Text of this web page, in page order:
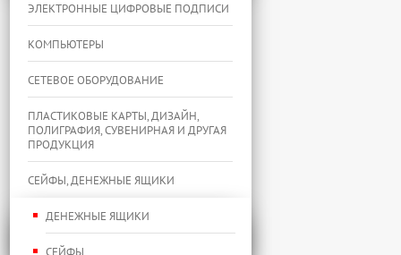
ЭЛЕКТРОННЫЕ ЦИФРОВЫЕ ПОДПИСИ
КОМПЬЮТЕРЫ
СЕТЕВОЕ ОБОРУДОВАНИЕ
ПЛАСТИКОВЫЕ КАРТЫ, ДИЗАЙН,
ПОЛИГРАФИЯ, СУВЕНИРНАЯ И ДРУГАЯ
ПРОДУКЦИЯ
СЕЙФЫ, ДЕНЕЖНЫЕ ЯЩИКИ
ДЕНЕЖНЫЕ ЯЩИКИ
СЕЙФЫ